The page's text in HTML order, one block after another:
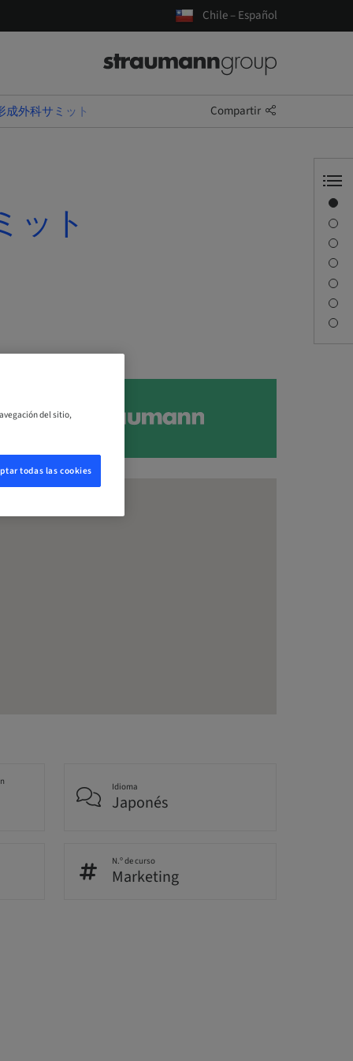
Chile – Español
成外科サミット Compartir
ット
Idioma
Japonés
N.º de curso
Marketing
del sitio,
todas las cookies